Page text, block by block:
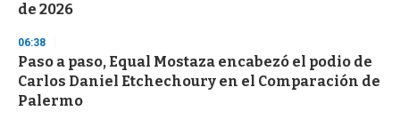
de 2026
06:38
Paso a paso, Equal Mostaza encabezó el podio de
Carlos Daniel Etchechoury en el Comparación de
Palermo